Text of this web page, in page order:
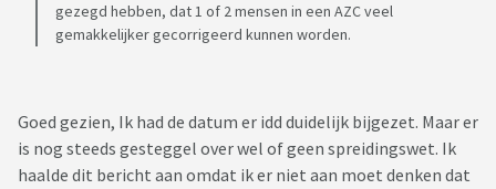
gezegd hebben, dat 1 of 2 mensen in een AZC veel
gemakkelijker gecorrigeerd kunnen worden.
Goed gezien, Ik had de datum er idd duidelijk bijgezet. Maar er
is nog steeds gesteggel over wel of geen spreidingswet. Ik
haalde dit bericht aan omdat ik er niet aan moet denken dat